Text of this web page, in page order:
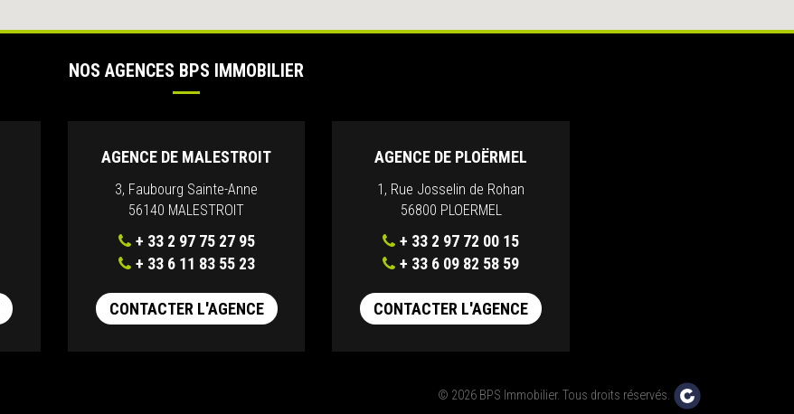
NOS AGENCES BPS IMMOBILIER
AGENCE DE MALESTROIT
3, Faubourg Sainte-Anne
56140 MALESTROIT
+ 33 2 97 75 27 95
+ 33 6 11 83 55 23
CONTACTER L'AGENCE
AGENCE DE PLOËRMEL
1, Rue Josselin de Rohan
56800 PLOERMEL
+ 33 2 97 72 00 15
+ 33 6 09 82 58 59
CONTACTER L'AGENCE
© 2026 BPS Immobilier. Tous droits réservés.